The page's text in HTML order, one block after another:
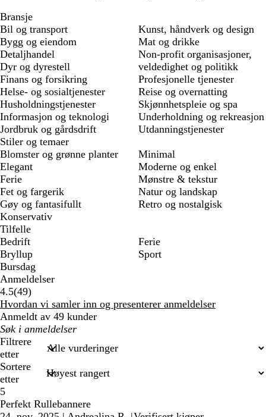
Bransje
Bil og transport
Bygg og eiendom
Detaljhandel
Dyr og dyrestell
Finans og forsikring
Helse- og sosialtjenester
Husholdningstjenester
Informasjon og teknologi
Jordbruk og gårdsdrift
Kunst, håndverk og design
Mat og drikke
Non-profit organisasjoner,
veldedighet og politikk
Profesjonelle tjenester
Reise og overnatting
Skjønnhetspleie og spa
Underholdning og rekreasjon
Utdanningstjenester
Stiler og temaer
Blomster og grønne planter
Elegant
Ferie
Fet og fargerik
Gøy og fantasifullt
Konservativ
Minimal
Moderne og enkel
Mønstre & tekstur
Natur og landskap
Retro og nostalgisk
Tilfelle
Bedrift
Bryllup
Bursdag
Ferie
Sport
Anmeldelser
4.5(4949
anmeldelser
)
Hvordan vi samler inn og presenterer anmeldelser
Anmeldt av 49 kunder
Mine
søkeord
Filtrere
etter
Sortere
etter
5
Perfekt Rullebannere